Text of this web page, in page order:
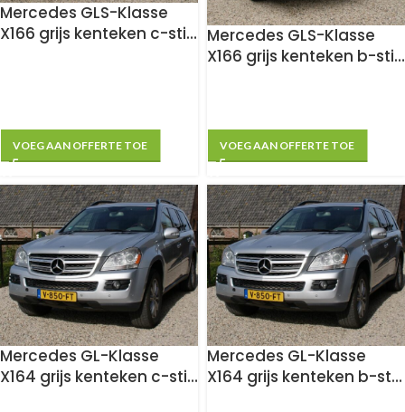
Mercedes GLS-Klasse
X166 grijs kenteken c-stijl
VOEG AAN OFFERTE TOE
Mercedes GLS-Klasse
X166 grijs kenteken b-stijl
VOEG AAN OFFERTE TOE
Mercedes GL-Klasse
X164 grijs kenteken c-stijl
Mercedes GL-Klasse
X164 grijs kenteken b-stijl